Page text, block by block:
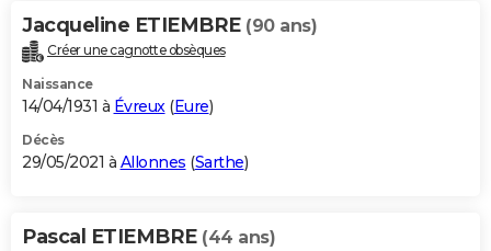
Jacqueline ETIEMBRE (90 ans)
Créer une cagnotte obsèques
Naissance
14/04/1931 à Évreux(Eure)
Décès
29/05/2021 à Allonnes (Sarthe)
Pascal ETIEMBRE (44 ans)